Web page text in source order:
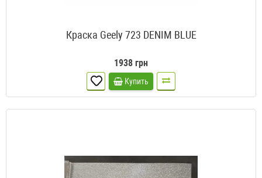
Краска Geely 723 DENIM BLUE
1938 грн
Купить